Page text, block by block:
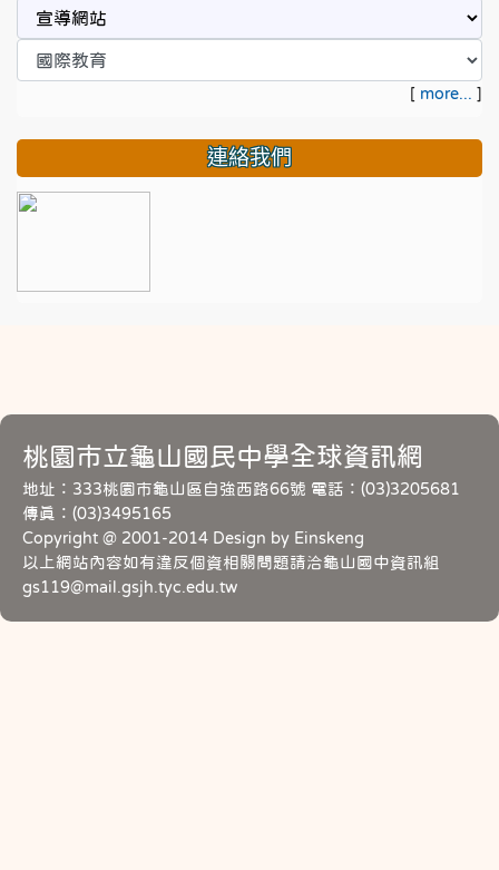
[ more... ]
連絡我們
桃園市立龜山國民中學全球資訊網
地址：333桃園市龜山區自強西路66號 電話：(03)3205681
傳真：(03)3495165
Copyright @ 2001-2014 Design by Einskeng
以上網站內容如有違反個資相關問題請洽龜山國中資訊組
gs119@mail.gsjh.tyc.edu.tw